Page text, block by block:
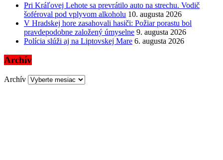
Pri Kráľovej Lehote sa prevrátilo auto na strechu. Vodič
šoféroval pod vplyvom alkoholu 10. augusta 2026
V Hradskej hore zasahovali hasiči: Požiar porastu bol
pravdepodobne založený úmyselne 9. augusta 2026
Polícia slúži aj na Liptovskej Mare 6. augusta 2026
Archív
Archív